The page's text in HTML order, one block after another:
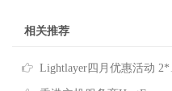
相关推荐
Lightlayer四月优惠活动 2*E5-2678V3香港服务器低至$165/月